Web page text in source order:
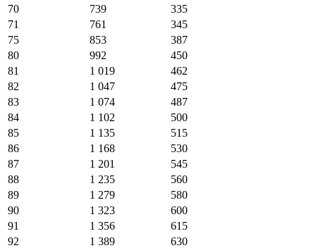
70
739
335
71
761
345
75
853
387
80
992
450
81
1 019
462
82
1 047
475
83
1 074
487
84
1 102
500
85
1 135
515
86
1 168
530
87
1 201
545
88
1 235
560
89
1 279
580
90
1 323
600
91
1 356
615
92
1 389
630